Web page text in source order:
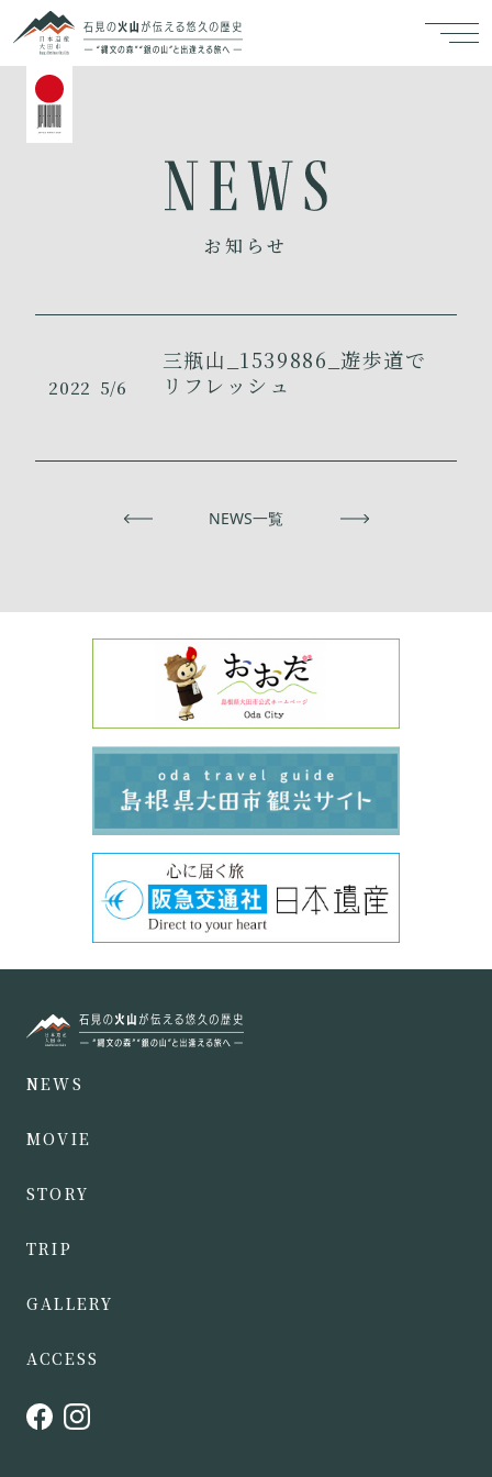
お知らせ
2022 5/6
三瓶山_1539886_遊歩道で
リフレッシュ
NEWS一覧
NEWS
MOVIE
STORY
TRIP
GALLERY
ACCESS